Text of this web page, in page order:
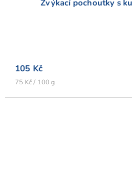
Žvýkací pochoutky s
produktu
je
105 Kč
Měrná
75 Kč / 100 g